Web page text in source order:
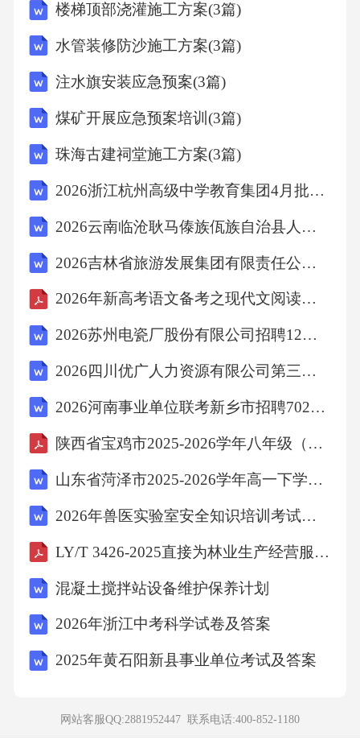
碳进入大气。故选B。
考点：环境污染与海6、宋代诗人陈与义《襄邑
风。卧看满天云不动，不知云与我俱东。”这说
明了（）
B、任何事物都是绝对运动与相对静止的统一
C、任何事物都只是相对静止的
D、静止的事物是不可能存在的
【答案】：B“满天云不动”体现了相对静止，
“云与我俱东”体现了绝对运动，这首诗反映了任
何事物都是绝对运动与相对静止的统一。故选
考点：思想政治素质7、下列关于温度、热量和
内能的说法，正确的是（）
A、物体的温度升高，一定是吸收了热量
C、在质量相同的前提下，温度升高得多的物体
楼梯顶部浇灌施工方案(3篇)
水管装修防沙施工方案(3篇)
注水旗安装应急预案(3篇)
煤矿开展应急预案培训(3篇)
珠海古建祠堂施工方案(3篇)
2026浙江杭州高级中学教育集团4月批次招聘29人笔试备考试题及答案详解
2026云南临沧耿马傣族佤族自治县人民医院招聘6人备考题库含答案详解（培优）
2026吉林省旅游发展集团有限责任公司紧缺医疗专业技术人员专项招聘10人备考题库及答案详解（网校专用）
2026年新高考语文备考之现代文阅读Ⅱ押题训练（八）含答案解析
2026苏州电瓷厂股份有限公司招聘12人备考题库及完整答案详解
2026四川优广人力资源有限公司第三次招聘劳务外包人员1人备考题库及答案详解（有一套）
2026河南事业单位联考新乡市招聘702人备考题库完整参考答案详解
陕西省宝鸡市2025-2026学年八年级（上）期末物理试卷（含答案）
山东省菏泽市2025-2026学年高一下学期期末考试英语试卷
2026年兽医实验室安全知识培训考试题库(含答案)
LY/T 3426-2025直接为林业生产经营服务工程设施用地规范
混凝土搅拌站设备维护保养计划
2026年浙江中考科学试卷及答案
2025年黄石阳新县事业单位考试及答案
网站客服QQ:2881952447 联系电话:400-852-1180